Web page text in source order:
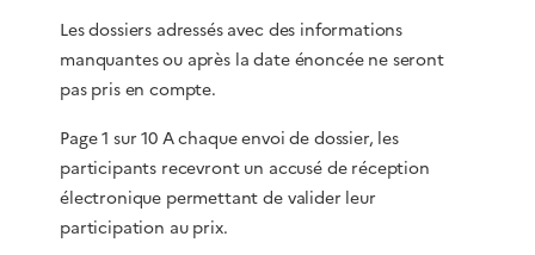
Les dossiers adressés avec des informations
manquantes ou après la date énoncée ne seront
pas pris en compte.
Page 1 sur 10 A chaque envoi de dossier, les
participants recevront un accusé de réception
électronique permettant de valider leur
participation au prix.